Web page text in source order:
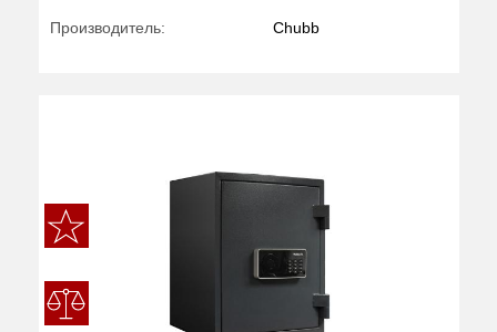
Производитель: Chubb